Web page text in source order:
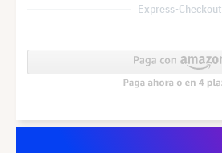
Express-Checkout